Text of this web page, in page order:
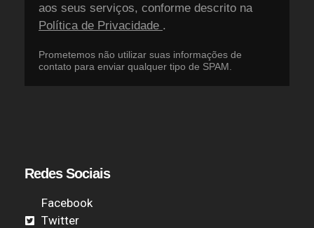
aos seus serviços, conforme descrito na
Política de Privacidade .
Prometemos não utilizar suas informações de
contato para enviar qualquer tipo de SPAM.
Redes Sociais
Facebook
Twitter